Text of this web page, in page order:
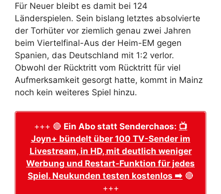
Für Neuer bleibt es damit bei 124
Länderspielen. Sein bislang letztes absolvierte
der Torhüter vor ziemlich genau zwei Jahren
beim Viertelfinal-Aus der Heim-EM gegen
Spanien, das Deutschland mit 1:2 verlor.
Obwohl der Rücktritt vom Rücktritt für viel
Aufmerksamkeit gesorgt hatte, kommt in Mainz
noch kein weiteres Spiel hinzu.
+++ 🔴 Ein Abo statt Senderchaos: 📺
Joyn+ bündelt über 100 TV-Sender im
Livestream, in HD, mit deutlich weniger
Werbung und Restart-Funktion für jedes
Spiel. Neukunden testen kostenlos ➡️ 🔴
+++